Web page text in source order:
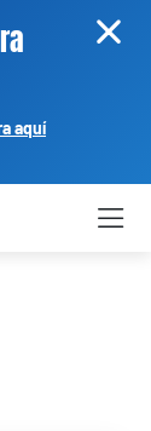
aquí